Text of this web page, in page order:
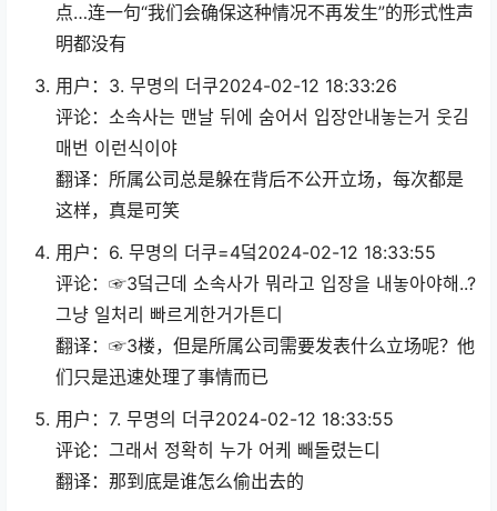
点…连一句“我们会确保这种情况不再发生”的形式性声
明都没有
用户：3. 무명의 더쿠2024-02-12 18:33:26
评论：소속사는 맨날 뒤에 숨어서 입장안내놓는거 웃김
매번 이런식이야
翻译：所属公司总是躲在背后不公开立场，每次都是
这样，真是可笑
用户：6. 무명의 더쿠=4덬2024-02-12 18:33:55
评论：☞3덬근데 소속사가 뭐라고 입장을 내놓아야해..?
그냥 일처리 빠르게한거가튼디
翻译：☞3楼，但是所属公司需要发表什么立场呢？他
们只是迅速处理了事情而已
用户：7. 무명의 더쿠2024-02-12 18:33:55
评论：그래서 정확히 누가 어케 빼돌렸는디
翻译：那到底是谁怎么偷出去的